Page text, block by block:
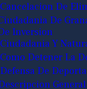
Cancelacion De
De
Inversion
Ciudadania Y
Como Detener La
Defensa De